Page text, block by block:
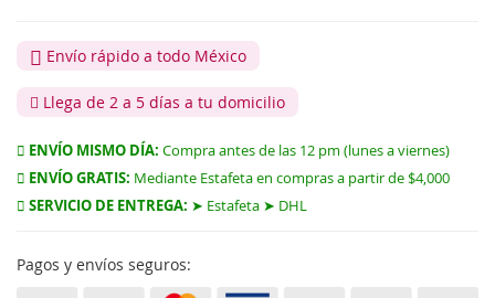
Envío rápido a todo México
Llega de 2 a 5 días a tu domicilio
ENVÍO MISMO DÍA: Compra antes de las 12 pm (lunes a viernes)
ENVÍO GRATIS: Mediante Estafeta en compras a partir de $4,000
SERVICIO DE ENTREGA: ➤ Estafeta ➤ DHL
Pagos y envíos seguros: